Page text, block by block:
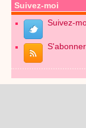
Suivez-moi
Suivez-